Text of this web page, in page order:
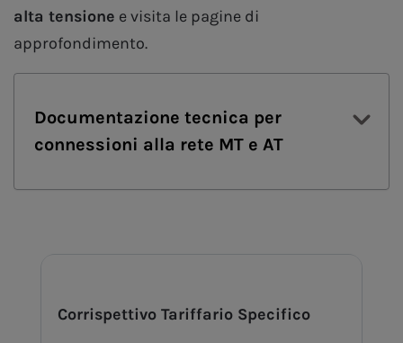
alta tensione e visita le pagine di
approfondimento.
Documentazione tecnica per
connessioni alla rete MT e AT
Corrispettivo Tariffario Specifico